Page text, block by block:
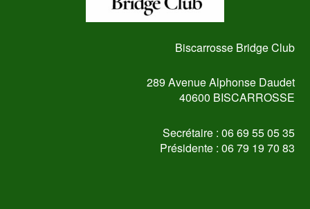
Biscarrosse Bridge Club
289 Avenue Alphonse Daudet
40600 BISCARROSSE
Secrétaire : 06 69 55 05 35
Présidente : 06 79 19 70 83